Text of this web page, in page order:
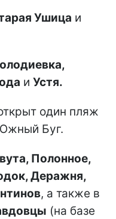
Ушица и
и Устя.
один пляж
Буг.
Полонное,
Деражня,
, а также в
(на базе